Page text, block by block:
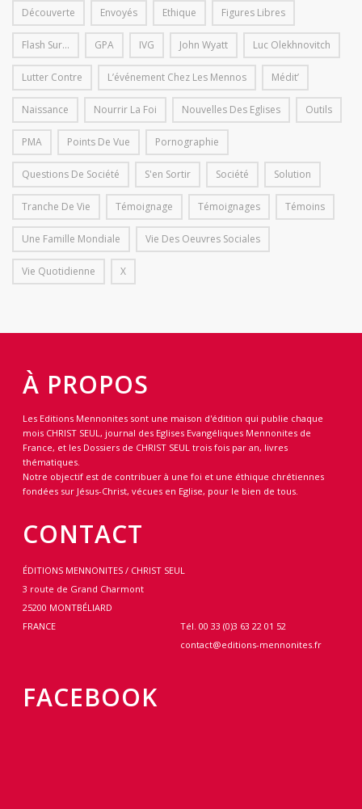
Découverte Envoyés Ethique Figures Libres
Flash Sur... GPA IVG John Wyatt Luc Olekhnovitch
Lutter Contre L’événement Chez Les Mennos Médit’
Naissance Nourrir La Foi Nouvelles Des Eglises Outils
PMA Points De Vue Pornographie
Questions De Société S'en Sortir Société Solution
Tranche De Vie Témoignage Témoignages Témoins
Une Famille Mondiale Vie Des Oeuvres Sociales
Vie Quotidienne X
À PROPOS
Les Editions Mennonites sont une maison d'édition qui publie chaque
mois CHRIST SEUL, journal des Eglises Evangéliques Mennonites de
France, et les Dossiers de CHRIST SEUL trois fois par an, livres
thématiques.
Notre objectif est de contribuer à une foi et une éthique chrétiennes
fondées sur Jésus-Christ, vécues en Eglise, pour le bien de tous.
CONTACT
ÉDITIONS MENNONITES / CHRIST SEUL
3 route de Grand Charmont
25200 MONTBÉLIARD
FRANCE
Tél. 00 33 (0)3 63 22 01 52
contact@editions-mennonites.fr
FACEBOOK